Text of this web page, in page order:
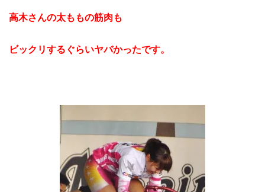
高木さんの太ももの筋肉も
ビックリするぐらいヤバかったです。